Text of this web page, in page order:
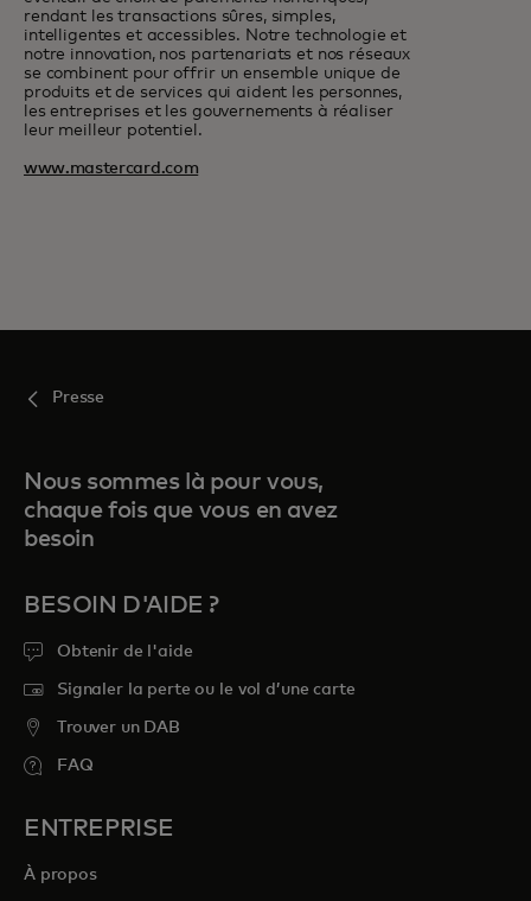
rendant les transactions sûres, simples,
intelligentes et accessibles. Notre technologie et
notre innovation, nos partenariats et nos réseaux
se combinent pour offrir un ensemble unique de
produits et de services qui aident les personnes,
les entreprises et les gouvernements à réaliser
leur meilleur potentiel.
www.mastercard.com
Presse
Nous sommes là pour vous,
chaque fois que vous en avez
besoin
BESOIN D'AIDE ?
Obtenir de l'aide
Signaler la perte ou le vol d’une carte
Trouver un DAB
FAQ
ENTREPRISE
À propos